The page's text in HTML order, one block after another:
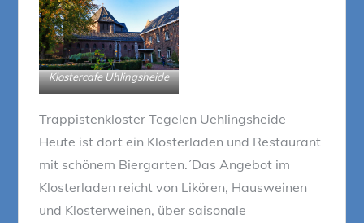
Klostercafe Uhlingsheide
Trappistenkloster Tegelen Uehlingsheide –
Heute ist dort ein Klosterladen und Restaurant
mit schönem Biergarten.´Das Angebot im
Klosterladen reicht von Likören, Hausweinen
und Klosterweinen, über saisonale